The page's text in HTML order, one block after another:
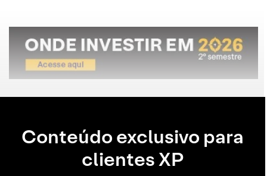
Conteúdo exclusivo para
clientes XP